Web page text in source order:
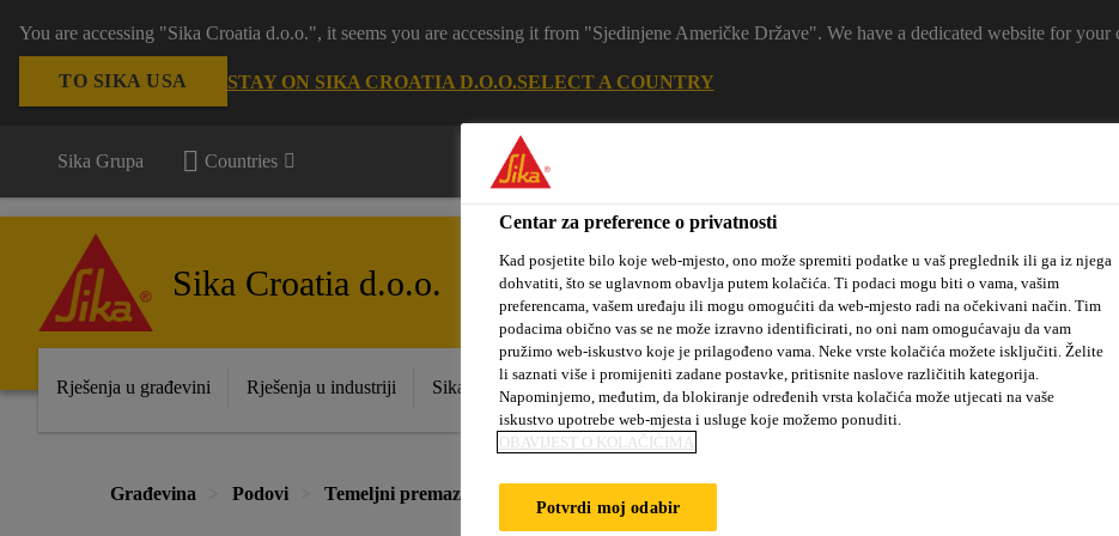
You are accessing "Sika Croatia d.o.o.", it seems you are accessing it from "Sjedinjene Američke Države". We have a dedicated website for your
TO SIKA USA STAY ON SIKA CROATIA D.O.O.SELECT A COUNTRY
Sika Grupa Countries
Sika Croatia d.o.o.
Rješenja u građevini Rješenja u industriji Sika prodajna mjesta Novosti #dobrakemija O nama Projekti i reference
Građevina Podovi Temeljni premazi za epoxy i cementne podove
Centar za preference o privatnosti
Kad posjetite bilo koje web-mjesto, ono može spremiti podatke u vaš preglednik ili ga iz njega
dohvatiti, što se uglavnom obavlja putem kolačića. Ti podaci mogu biti o vama, vašim
preferencama, vašem uređaju ili mogu omogućiti da web-mjesto radi na očekivani način. Tim
podacima obično vas se ne može izravno identificirati, no oni nam omogućavaju da vam
pružimo web-iskustvo koje je prilagođeno vama. Neke vrste kolačića možete isključiti. Želite
li saznati više i promijeniti zadane postavke, pritisnite naslove različitih kategorija.
Napominjemo, međutim, da blokiranje određenih vrsta kolačića može utjecati na vaše
iskustvo upotrebe web-mjesta i usluge koje možemo ponuditi.
OBAVIJEST O KOLAČIĆIMA
Potvrdi moj odabir